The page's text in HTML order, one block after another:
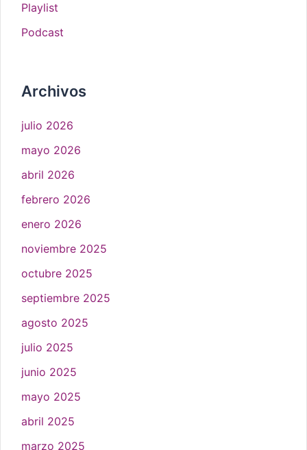
Playlist
Podcast
Archivos
julio 2026
mayo 2026
abril 2026
febrero 2026
enero 2026
noviembre 2025
octubre 2025
septiembre 2025
agosto 2025
julio 2025
junio 2025
mayo 2025
abril 2025
marzo 2025